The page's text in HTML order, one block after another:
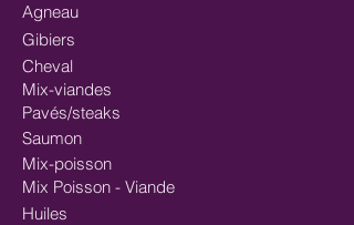
Agneau
Gibiers
Cheval
Mix-viandes
Pavés/steaks
Saumon
Mix-poisson
Mix Poisson - Viande
Huiles